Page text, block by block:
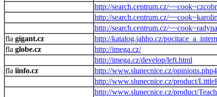
http://search.centrum.cz/
http://search.centrum.cz/
http://search.centrum.cz/
gigant.cz
http://katalog.jahho.cz/
globe.cz
http://imega.cz/
http://imega.cz/develop/left.html
iinfo.cz
http://www.slunecnice.cz/opinions.php4
http://www.slunecnice.cz/product/
http://www.slunecnice.cz/product/